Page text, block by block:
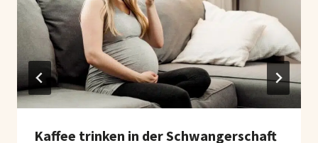
Kaffee trinken in der Schwangerschaft